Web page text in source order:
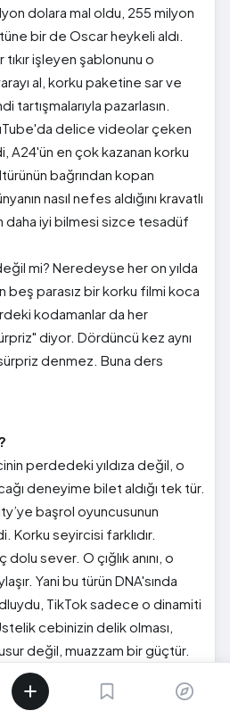
dolara mal oldu, 255 milyon
bir de Oscar heykeli aldı.
tıkır işleyen şablonunu o
al, korku paketine sar ve
tartışmalarıyla pazarlasın.
delice videolar çeken
A24'ün en çok kazanan korku
bağrından kopan
nasıl nefes aldığını kravatlı
iyi bilmesi sizce tesadüf
mi? Neredeyse her on yılda
beş parasız bir korku filmi koca
kodamanlar da her
diyor. Dördüncü kez aynı
denmez. Buna ders
perdedeki yıldıza değil, o
deneyime bilet aldığı tek tür.
başrol oyuncusunun
Korku seyircisi farklıdır.
dolu sever. O çığlık anını, o
Yani bu türün DNA'sında
TikTok sadece o dinamiti
cebinizin delik olması,
değil, muazzam bir güçtür.
hep daha
Göstermemek tamamen